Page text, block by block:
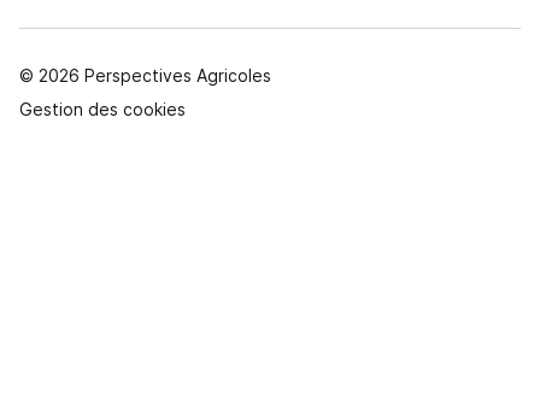
© 2026 Perspectives Agricoles
Gestion des cookies